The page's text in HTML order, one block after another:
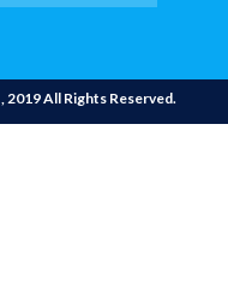
, 2019 All Rights Reserved.